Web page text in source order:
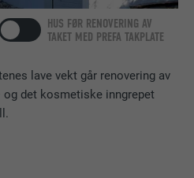
lave vekt går renovering av
det kosmetiske inngrepet
HUS FØR RENOVERING AV
TAKET MED PREFA TAKPLATE
tjenesten LinkedIn for å
av innebygde tjenester.